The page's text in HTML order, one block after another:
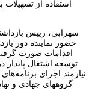
سهرابی، رییس
حضور نماینده دور
اقدامات صورت
توسعه اشتغال پایدار
نیازمند اجرای
گروههای جهادی و